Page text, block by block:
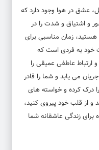
عشق در هوا وجود دارد که
و اشتیاق و شدت را در
زمان مناسبی برای
خود به فردی است که
عاطفی عمیقی را
می یابد و شما را قادر
درک کرده و خواسته های
و از قلب خود پیروی کنید،
برای زندگی عاشقانه شما